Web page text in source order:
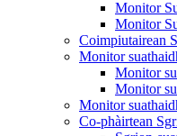
Monitor
Monitor
Coimpiutairean
Monitor
Monitor
Monitor
Monitor
Co-phàirtean